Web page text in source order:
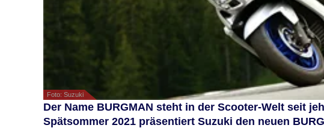
Foto: Suzuki
Der Name BURGMAN steht in der Scooter-Welt seit
Spätsommer 2021 präsentiert Suzuki den neuen